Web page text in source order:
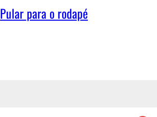
Pular para o rodapé